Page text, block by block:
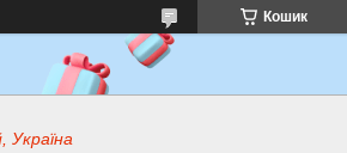
Кошик
Україна